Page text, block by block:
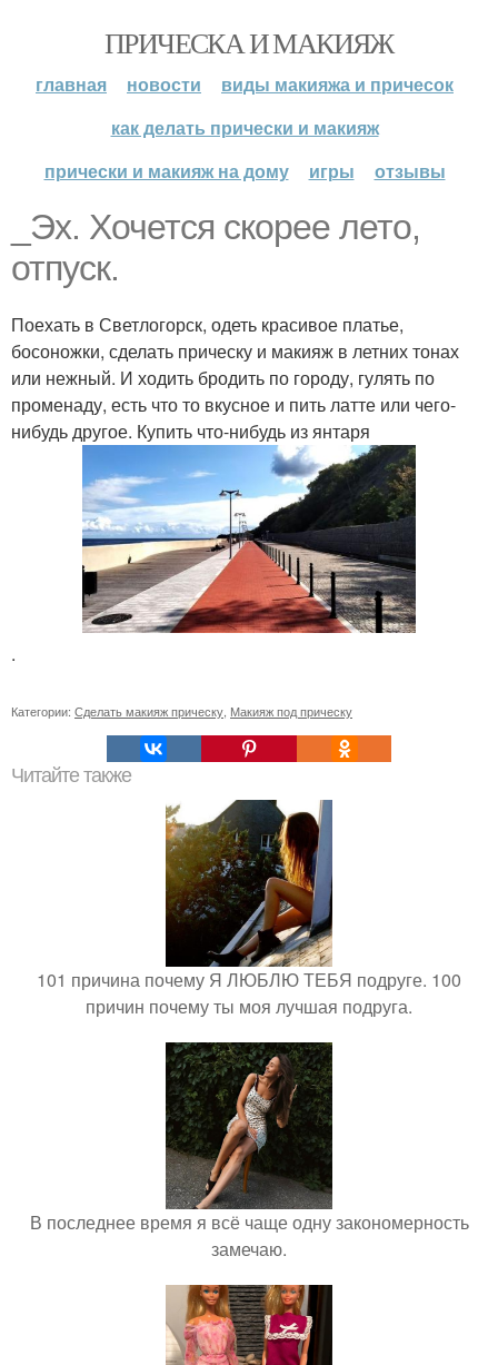
ПРИЧЕСКА И МАКИЯЖ
главная новости
виды макияжа и причесок
как делать прически и макияж
прически и макияж на дому
игры отзывы
_Эх. Хочется скорее лето,
отпуск.
Поехать в Светлогорск, одеть красивое платье,
босоножки, сделать прическу и макияж в летних тонах
или нежный. И ходить бродить по городу, гулять по
променаду, есть что то вкусное и пить латте или чего-
нибудь другое. Купить что-нибудь из янтаря
.
Категории: Сделать макияж прическу Макияж под прическу
Читайте также
101 причина почему Я ЛЮБЛЮ ТЕБЯ подруге. 100
причин почему ты моя лучшая подруга.
В последнее время я всё чаще одну закономерность
замечаю.